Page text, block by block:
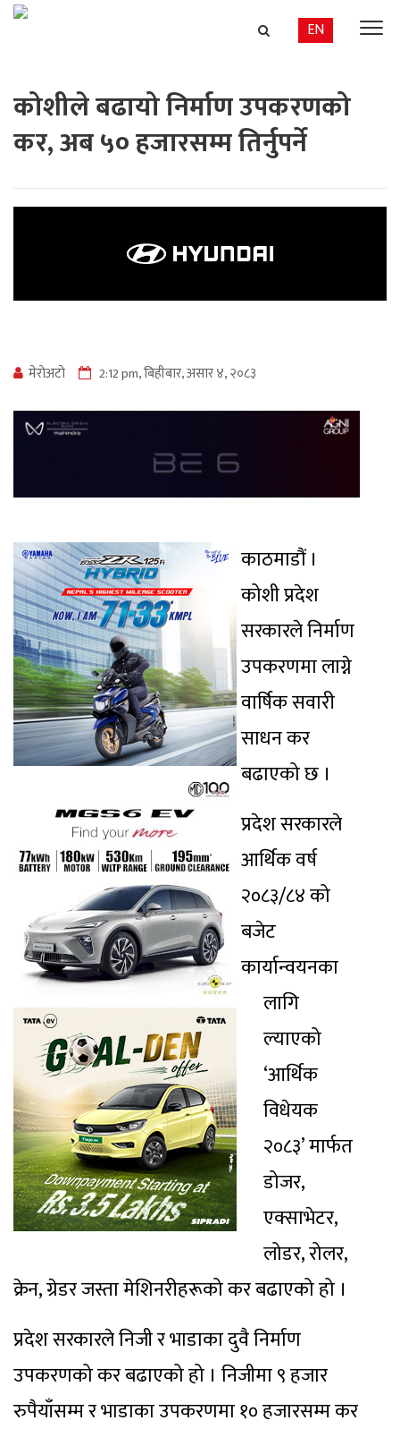
EN
कोशीले बढायो निर्माण उपकरणको
कर, अब ५० हजारसम्म तिर्नुपर्ने
मेराेअटाे 2:12 pm, बिहीबार, असार ४, २०८३
काठमाडौं ।
कोशी प्रदेश
सरकारले निर्माण
उपकरणमा लाग्ने
वार्षिक सवारी
साधन कर
बढाएको छ ।
प्रदेश सरकारले
आर्थिक वर्ष
२०८३/८४ को
बजेट
कार्यान्वयनका
लागि
ल्याएको
‘आर्थिक
विधेयक
२०८३’ मार्फत
डोजर,
एक्साभेटर,
लोडर, रोलर,
क्रेन, ग्रेडर जस्ता मेशिनरीहरूको कर बढाएको हो ।
प्रदेश सरकारले निजी र भाडाका दुवै निर्माण
उपकरणको कर बढाएको हो । निजीमा ९ हजार
रुपैयाँसम्म र भाडाका उपकरणमा १० हजारसम्म कर